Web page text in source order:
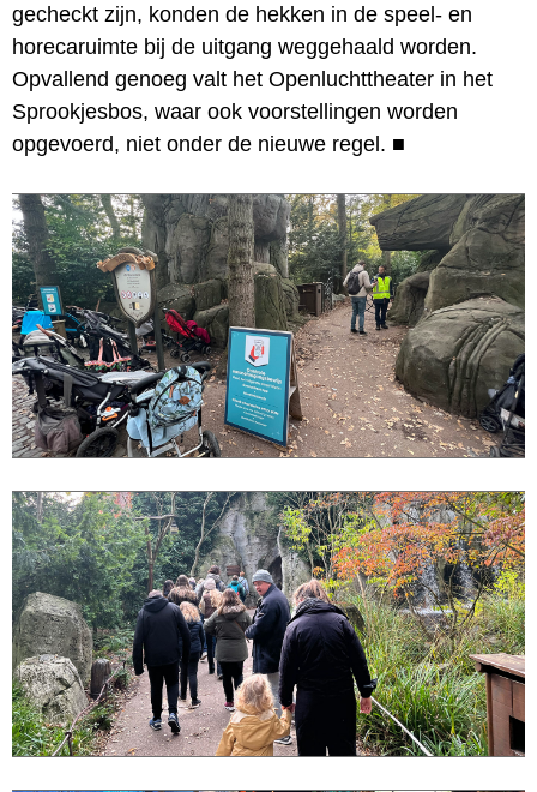
gecheckt zijn, konden de hekken in de speel- en
horecaruimte bij de uitgang weggehaald worden.
Opvallend genoeg valt het Openluchttheater in het
Sprookjesbos, waar ook voorstellingen worden
opgevoerd, niet onder de nieuwe regel. ■